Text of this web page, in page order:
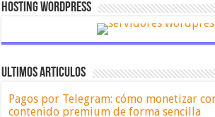
Hosting Wordpress
ULTIMOS ARTICULOS
Pagos por Telegram: cómo monetizar
contenido premium de forma sencilla